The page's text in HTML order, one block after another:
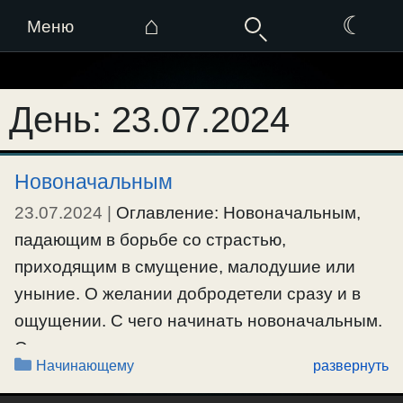
Меню ⌂ ☾
к
содержимому
День: 23.07.2024
Новоначальным
23.07.2024 | Оглавление: Новоначальным,
падающим в борьбе со страстью,
приходящим в смущение, малодушие или
уныние. О желании добродетели сразу и в
ощущении. С чего начинать новоначальным.
О смирении, самомнении и
самоуверенности. Когда Бог открывает
Рубрики
Начинающему развернуть